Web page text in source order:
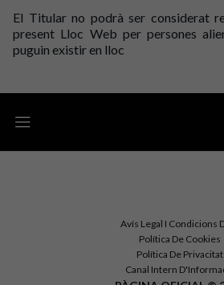
El Titular no podrà ser considerat
present Lloc Web per persones
puguin existir en lloc
Avís Legal I Condicions
Política De Cookies
Política De Privacitat
Canal Intern